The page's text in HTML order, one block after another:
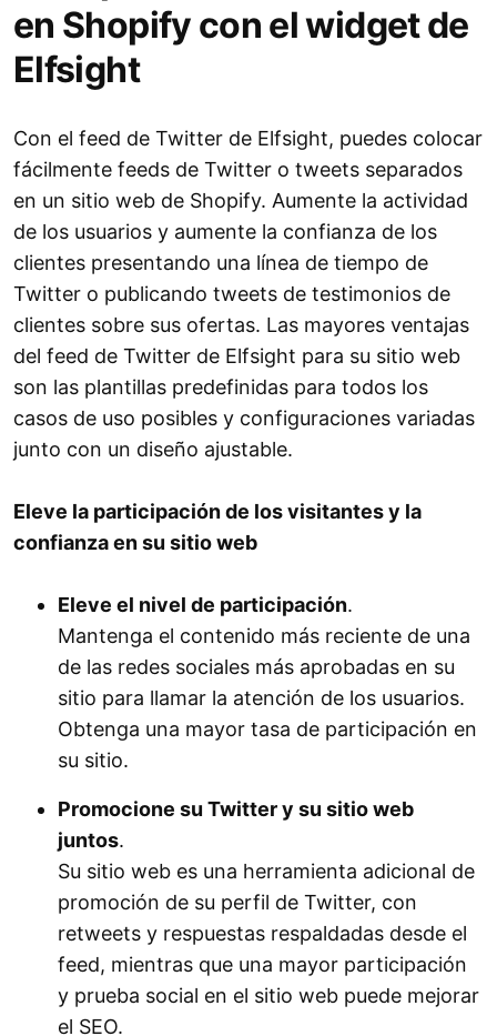
en Shopify con el widget de
Elfsight
Con el feed de Twitter de Elfsight, puedes colocar
fácilmente feeds de Twitter o tweets separados
en un sitio web de Shopify. Aumente la actividad
de los usuarios y aumente la confianza de los
clientes presentando una línea de tiempo de
Twitter o publicando tweets de testimonios de
clientes sobre sus ofertas. Las mayores ventajas
del feed de Twitter de Elfsight para su sitio web
son las plantillas predefinidas para todos los
casos de uso posibles y configuraciones variadas
junto con un diseño ajustable.
Eleve la participación de los visitantes y la
confianza en su sitio web
Eleve el nivel de participación.
Mantenga el contenido más reciente de una
de las redes sociales más aprobadas en su
sitio para llamar la atención de los usuarios.
Obtenga una mayor tasa de participación en
su sitio.
Promocione su Twitter y su sitio web
juntos.
Su sitio web es una herramienta adicional de
promoción de su perfil de Twitter, con
retweets y respuestas respaldadas desde el
feed, mientras que una mayor participación
y prueba social en el sitio web puede mejorar
el SEO.